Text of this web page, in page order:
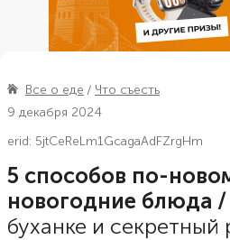
Все о еде
Что съесть
9 декабря 2024
erid: 5jtCeReLm1GcagaAdFZrgHm
5 способов по-
новогодние блюда /
буханке и секретный